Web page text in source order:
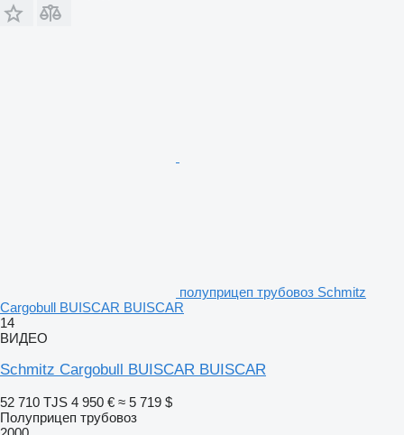
полуприцеп трубовоз Schmitz
Cargobull BUISCAR BUISCAR
14
ВИДЕО
Schmitz Cargobull BUISCAR BUISCAR
52 710 TJS 4 950 € ≈ 5 719 $
Полуприцеп трубовоз